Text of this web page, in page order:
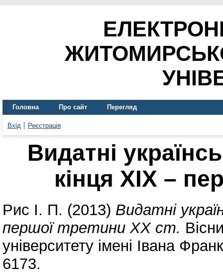
Головна Про сайт Перегляд
Вхід Реєстрація
Видатні
кінця ХІХ –
Рис І. П. (2013) Видатні
першої третини XX ст.
університету імені Івана
6173.